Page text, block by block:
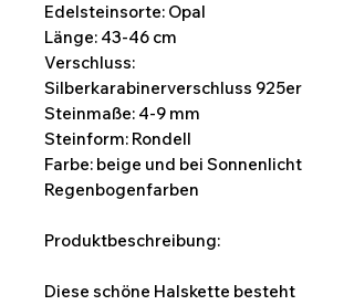
Edelsteinsorte: Opal
Länge: 43-46 cm
Verschluss:
Silberkarabinerverschluss 925er
Steinmaße: 4-9 mm
Steinform: Rondell
Farbe: beige und bei Sonnenlicht
Regenbogenfarben
Produktbeschreibung:
Diese schöne Halskette besteht